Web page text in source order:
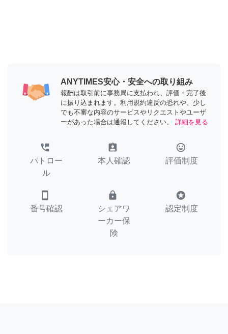
ANYTIMES安心・安全への取り組み
報酬は取引前に事務局に支払われ、評価・完了後
に振り込まれます。利用規約違反の恐れや、少し
でも不審な内容のサービスやリクエストやユーザ
ーがあった場合は通報してください。
詳細を見る
perm_phone_msg
パトロー
ル
assignment_ind
本人確認
tag_faces
評価制度
smartphone
番号確認
lock
シェアワ
ーカー保
険
stars
認定制度